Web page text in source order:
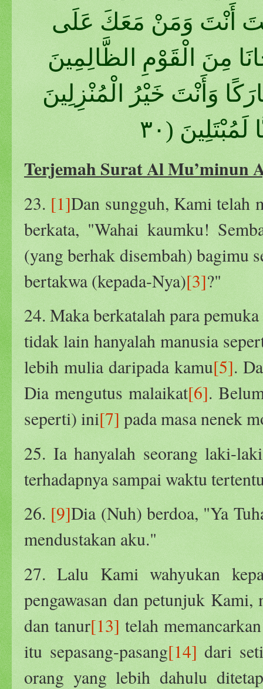
فَإِذَا اسْتَوَيْتَ أَنْتَ وَمَنْ مَعَكَ عَلَى
مِنَ الْقَوْمِ الظَّالِمِينَ
وَأَنْتَ خَيْرُ الْمُنْزِلِينَ
Terjemah Surat Al Mu’minun
23. [1]Dan sungguh, Kami telah
berkata, "Wahai kaumku!
(yang berhak disembah) bagimu
bertakwa (kepada-Nya)[3]?"
24. Maka berkatalah para
tidak lain hanyalah manusia
lebih mulia daripada kamu[5].
Dia mengutus malaikat[6].
seperti) ini[7] pada masa nenek
25. Ia hanyalah seorang laki-
terhadapnya sampai waktu
26. [9]Dia (Nuh) berdoa, "Ya
mendustakan aku."
27. Lalu Kami wahyukan
pengawasan dan petunjuk
dan tanur[13] telah
itu sepasang-pasang[14] dari
orang yang lebih dahulu